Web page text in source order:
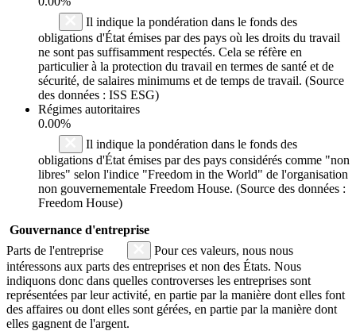
Il indique la pondération dans le fonds des
obligations d'État émises par des pays où les droits du travail
ne sont pas suffisamment respectés. Cela se réfère en
particulier à la protection du travail en termes de santé et de
sécurité, de salaires minimums et de temps de travail. (Source
des données : ISS ESG)
Régimes autoritaires
0.00%
Il indique la pondération dans le fonds des
obligations d'État émises par des pays considérés comme "non
libres" selon l'indice "Freedom in the World" de l'organisation
non gouvernementale Freedom House. (Source des données :
Freedom House)
Gouvernance d'entreprise
Parts de l'entreprise
Pour ces valeurs, nous nous
intéressons aux parts des entreprises et non des États. Nous
indiquons donc dans quelles controverses les entreprises sont
représentées par leur activité, en partie par la manière dont elles font
des affaires ou dont elles sont gérées, en partie par la manière dont
elles gagnent de l'argent.